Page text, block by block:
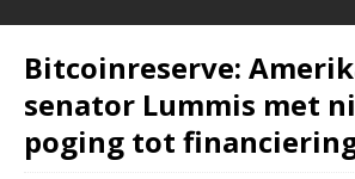
Bitcoinreserve:
senator Lummis met
poging tot